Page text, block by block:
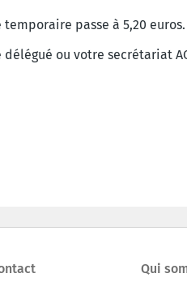
passe à 5,20 euros.
ou votre secrétariat
Qui